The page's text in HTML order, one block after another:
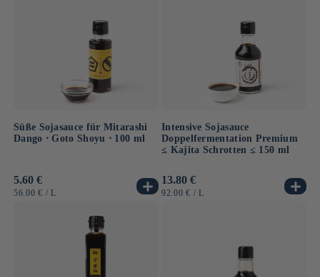
Süße Sojasauce für Mitarashi
Dango ⋅ Goto Shoyu ⋅ 100 ml
Normaler
Preis
5.60 €
GRUNDPREIS
56.00 € / PRO
L
Intensive Sojasauce
Doppelfermentation Premium
≤ Kajita Schrotten ≤ 150 ml
Normaler
Preis
13.80 €
GRUNDPREIS
92.00 € / PRO
L